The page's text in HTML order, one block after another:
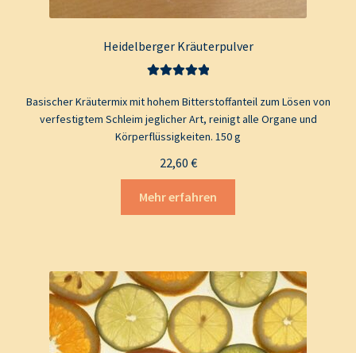
Heidelberger Kräuterpulver
5.00von 5
Basischer Kräutermix mit hohem Bitterstoffanteil zum Lösen von
verfestigtem Schleim jeglicher Art, reinigt alle Organe und
Körperflüssigkeiten. 150 g
22,60 €
Mehr erfahren